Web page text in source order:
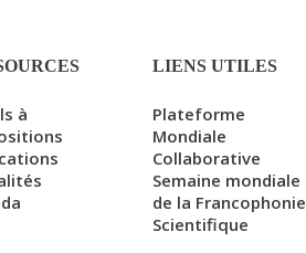
à
LIENS UTILES
Plateforme
Mondiale
Collaborative
Semaine mondiale
de la Francophonie
Scientifique